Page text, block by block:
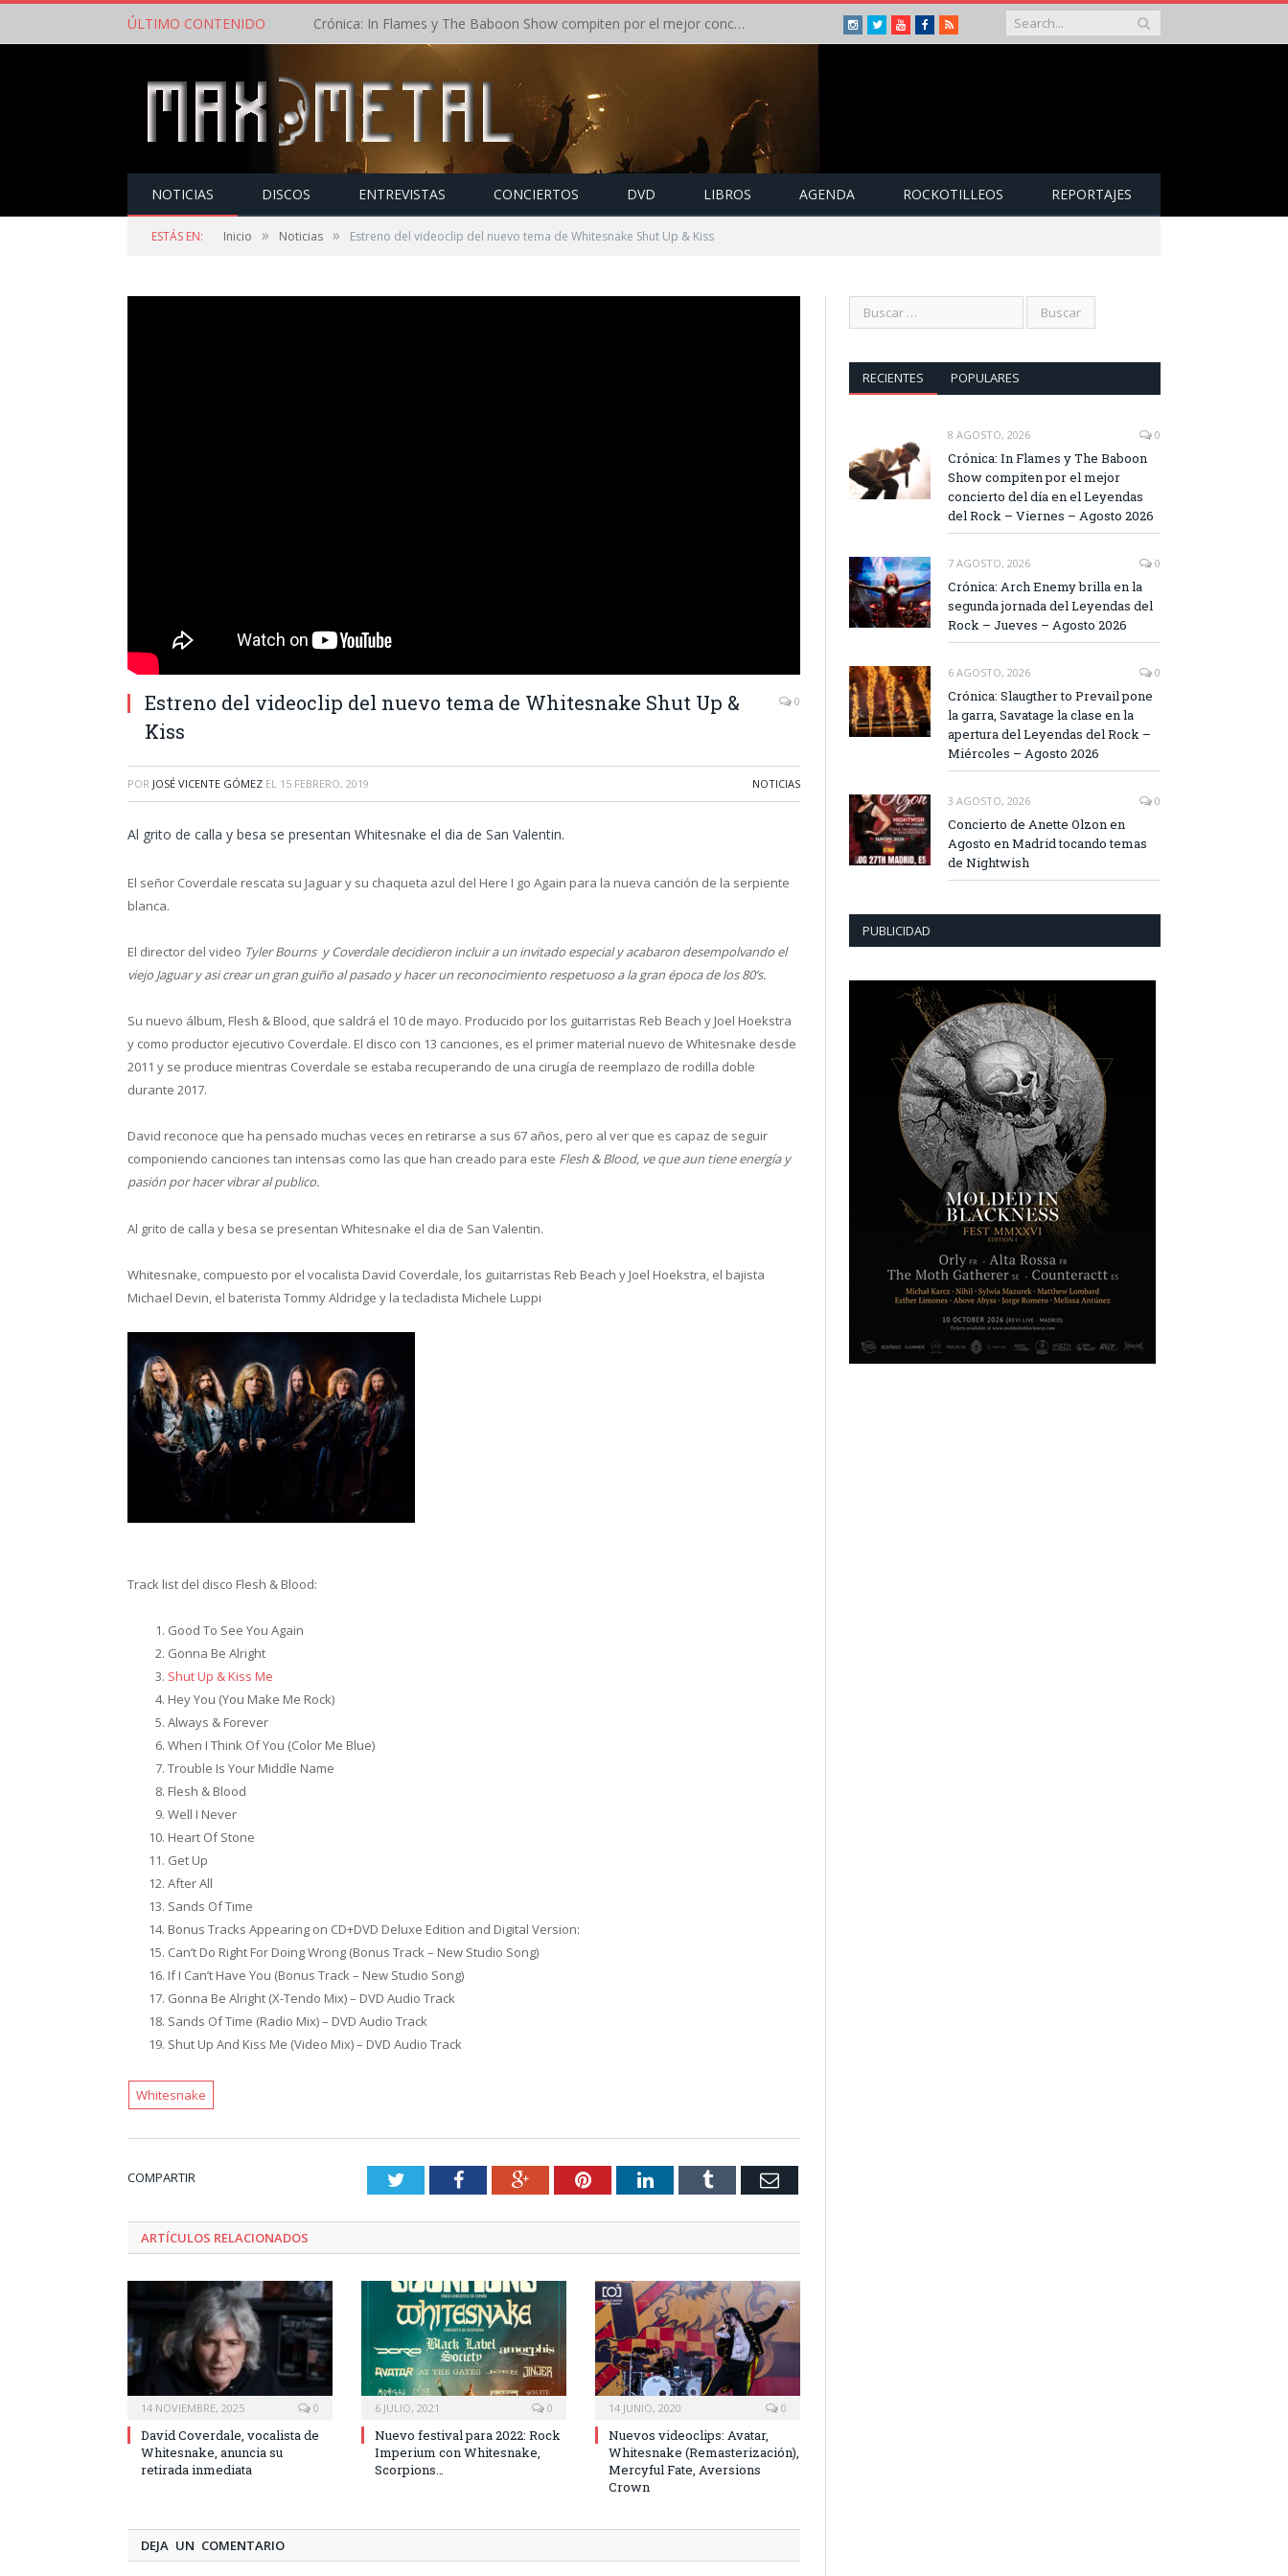
ÚLTIMO CONTENIDO Crónica: In Flames y The Baboon Show compiten por el mejor concierto del día en el Leyendas del Rock – Viernes – Agosto 2026 Instagram
TwitterYoutubeFacebook
RSS
NOTICIAS DISCOS ENTREVISTAS CONCIERTOS DVD LIBROS AGENDA ROCKOTILLEOS REPORTAJES
ESTÁS EN: Inicio » Noticias » Estreno del videoclip del nuevo tema de Whitesnake Shut Up & Kiss
Estreno del videoclip del nuevo tema de Whitesnake Shut Up &
Kiss
0
POR JOSÉ VICENTE GÓMEZ EL 15 FEBRERO, 2019 NOTICIAS
Al grito de calla y besa se presentan Whitesnake el dia de San Valentin.
El señor Coverdale rescata su Jaguar y su chaqueta azul del Here I go Again para la nueva canción de la serpiente
blanca.
El director del video Tyler Bourns y Coverdale decidieron incluir a un invitado especial y acabaron desempolvando el
viejo Jaguar y asi crear un gran guiño al pasado y hacer un reconocimiento respetuoso a la gran época de los 80’s.
Su nuevo álbum, Flesh & Blood, que saldrá el 10 de mayo. Producido por los guitarristas Reb Beach y Joel Hoekstra
y como productor ejecutivo Coverdale. El disco con 13 canciones, es el primer material nuevo de Whitesnake desde
2011 y se produce mientras Coverdale se estaba recuperando de una cirugía de reemplazo de rodilla doble
durante 2017.
David reconoce que ha pensado muchas veces en retirarse a sus 67 años, pero al ver que es capaz de seguir
componiendo canciones tan intensas como las que han creado para este Flesh & Blood, ve que aun tiene energía y
pasión por hacer vibrar al publico.
Al grito de calla y besa se presentan Whitesnake el dia de San Valentin.
Whitesnake, compuesto por el vocalista David Coverdale, los guitarristas Reb Beach y Joel Hoekstra, el bajista
Michael Devin, el baterista Tommy Aldridge y la tecladista Michele Luppi
Track list del disco Flesh & Blood:
Good To See You Again
Gonna Be Alright
Shut Up & Kiss Me
Hey You (You Make Me Rock)
Always & Forever
When I Think Of You (Color Me Blue)
Trouble Is Your Middle Name
Flesh & Blood
Well I Never
Heart Of Stone
Get Up
After All
Sands Of Time
Bonus Tracks Appearing on CD+DVD Deluxe Edition and Digital Version:
Can’t Do Right For Doing Wrong (Bonus Track – New Studio Song)
If I Can’t Have You (Bonus Track – New Studio Song)
Gonna Be Alright (X-Tendo Mix) – DVD Audio Track
Sands Of Time (Radio Mix) – DVD Audio Track
Shut Up And Kiss Me (Video Mix) – DVD Audio Track
Whitesnake
COMPARTIR TwitterFacebookGoogle+PinterestLinkedInTumblr Email
ARTÍCULOS RELACIONADOS
14 NOVIEMBRE, 2025 0
David Coverdale, vocalista de
Whitesnake, anuncia su
retirada inmediata
6 JULIO, 2021 0
Nuevo festival para 2022: Rock
Imperium con Whitesnake,
Scorpions…
14 JUNIO, 2020 0
Nuevos videoclips: Avatar,
Whitesnake (Remasterización),
Mercyful Fate, Aversions
Crown
DEJA UN COMENTARIO
RECIENTES POPULARES
8 AGOSTO, 2026 0
Crónica: In Flames y The Baboon
Show compiten por el mejor
concierto del día en el Leyendas
del Rock – Viernes – Agosto 2026
7 AGOSTO, 2026 0
Crónica: Arch Enemy brilla en la
segunda jornada del Leyendas del
Rock – Jueves – Agosto 2026
6 AGOSTO, 2026 0
Crónica: Slaugther to Prevail pone
la garra, Savatage la clase en la
apertura del Leyendas del Rock –
Miércoles – Agosto 2026
3 AGOSTO, 2026 0
Concierto de Anette Olzon en
Agosto en Madrid tocando temas
de Nightwish
PUBLICIDAD